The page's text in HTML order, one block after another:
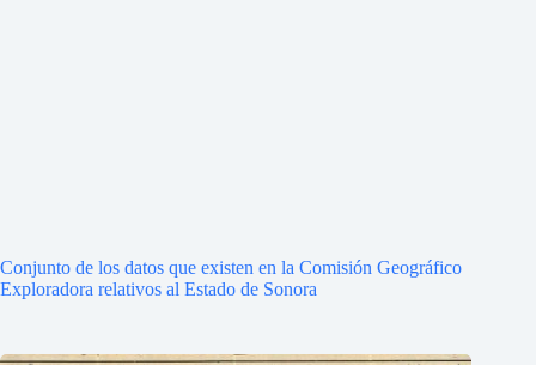
Conjunto de los datos que existen en la Comisión Geográfico
Exploradora relativos al Estado de Sonora